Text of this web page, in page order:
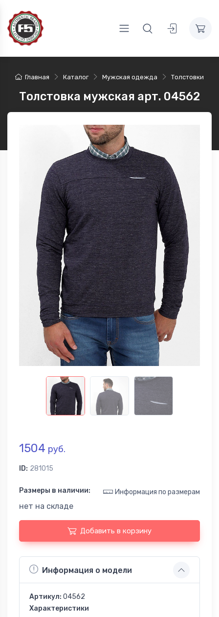
Главная Каталог Мужская одежда Толстовки
Толстовка мужская арт. 04562
1504 руб.
ID: 281015
Размеры в наличии: Информация по размерам
нет на складе
Добавить в корзину
Информация о модели
Артикул: 04562
Характеристики